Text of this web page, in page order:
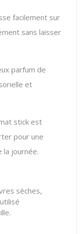
facilement sur
sans laisser
parfum de
et
stick est
pour une
la journée.
sèches,